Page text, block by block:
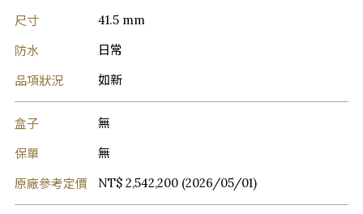
尺寸 41.5 mm
防水 日常
品項狀況 如新
盒子 無
保單 無
原廠參考定價 NT$ 2,542,200 (2026/05/01)